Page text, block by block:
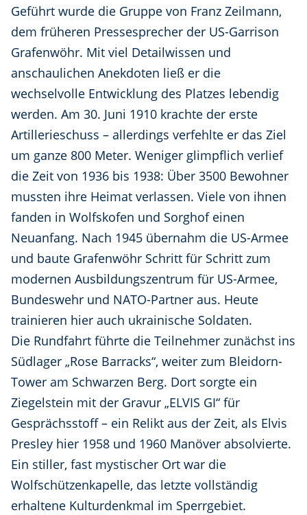
Geführt wurde die Gruppe von Franz Zeilmann,
dem früheren Pressesprecher der US-Garrison
Grafenwöhr. Mit viel Detailwissen und
anschaulichen Anekdoten ließ er die
wechselvolle Entwicklung des Platzes lebendig
werden. Am 30. Juni 1910 krachte der erste
Artillerieschuss – allerdings verfehlte er das Ziel
um ganze 800 Meter. Weniger glimpflich verlief
die Zeit von 1936 bis 1938: Über 3500 Bewohner
mussten ihre Heimat verlassen. Viele von ihnen
fanden in Wolfskofen und Sorghof einen
Neuanfang. Nach 1945 übernahm die US-Armee
und baute Grafenwöhr Schritt für Schritt zum
modernen Ausbildungszentrum für US-Armee,
Bundeswehr und NATO-Partner aus. Heute
trainieren hier auch ukrainische Soldaten.
Die Rundfahrt führte die Teilnehmer zunächst ins
Südlager „Rose Barracks“, weiter zum Bleidorn-
Tower am Schwarzen Berg. Dort sorgte ein
Ziegelstein mit der Gravur „ELVIS GI“ für
Gesprächsstoff – ein Relikt aus der Zeit, als Elvis
Presley hier 1958 und 1960 Manöver absolvierte.
Ein stiller, fast mystischer Ort war die
Wolfschützenkapelle, das letzte vollständig
erhaltene Kulturdenkmal im Sperrgebiet.